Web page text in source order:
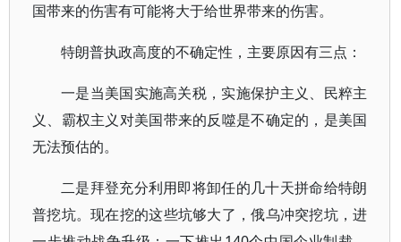
国带来的伤害有可能将大于给世界带来的伤害。
特朗普执政高度的不确定性，主要原因有三点：
一是当美国实施高关税，实施保护主义、民粹主
义、霸权主义对美国带来的反噬是不确定的，是美国
无法预估的。
二是拜登充分利用即将卸任的几十天拼命给特朗
普挖坑。现在挖的这些坑够大了，俄乌冲突挖坑，进